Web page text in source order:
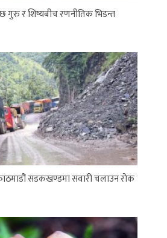
गुरु र शिष्यबीच रणनीतिक भिडन्त
सडकखण्डमा सवारी चलाउन रोक